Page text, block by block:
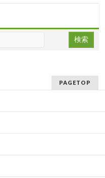
PAGETOP